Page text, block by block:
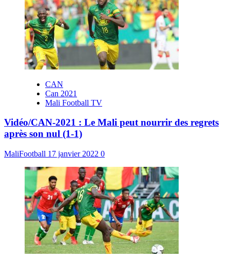
CAN
Can 2021
Mali Football TV
Vidéo/CAN-2021 : Le Mali peut nourrir des regrets
après son nul (1-1)
MaliFootball 17 janvier 2022 0